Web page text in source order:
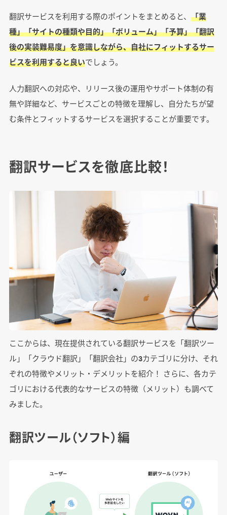
翻訳サービスを利用する際のポイントをまとめると、 「業
種」「サイトの種類や目的」「ボリューム」「予算」「翻訳
後の実装難易度」を意識しながら、自社にフィットするサー
ビスを利用すると良いでしょう。
人力翻訳への対応や、リリース後の運用やサポート体制の有
無や詳細など、サービスごとの特徴を理解し、自分たちが望
む条件とフィットするサービスを選択することが重要です。
翻訳サービスを徹底比較！
ここからは、現在提供されている翻訳サービスを「翻訳ツー
ル」「クラウド翻訳」「翻訳会社」の3カテゴリに分け、それ
ぞれの特徴やメリット・デメリットを紹介！ さらに、各カテ
ゴリにおける代表的なサービスの特徴（メリット）も調べて
みました。
翻訳ツール（ソフト）編